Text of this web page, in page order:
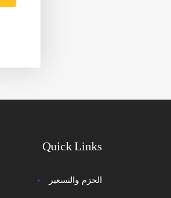
Quick Links
الحزم والتسعير